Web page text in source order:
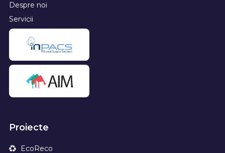
Despre noi
Servicii
Proiecte
EcoReco